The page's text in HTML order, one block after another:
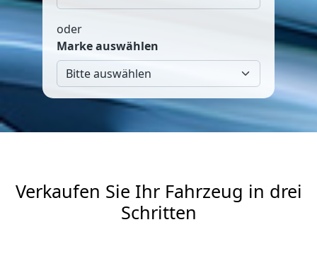
oder
Marke auswählen
Verkaufen Sie Ihr Fahrzeug in drei
Schritten